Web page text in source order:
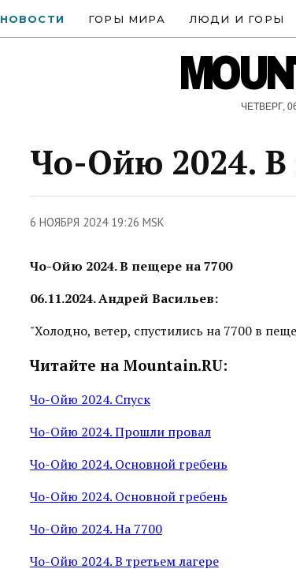
НОВОСТИ ГОРЫ МИРА ЛЮДИ И ГОРЫ
ЧЕТВЕРГ,
Чо-Ойю 2024. В
6 НОЯБРЯ 2024 19:26 MSK
Чо-Ойю 2024. В пещере на 7700
06.11.2024. Андрей Васильев:
"Холодно, ветер, спустились на 7700 в
Читайте на Mountain.RU:
Чо-Ойю 2024. Спуск
Чо-Ойю 2024. Прошли провал
Чо-Ойю 2024. Основной гребень
Чо-Ойю 2024. Основной гребень
Чо-Ойю 2024. На 7700
Чо-Ойю 2024. В третьем лагере